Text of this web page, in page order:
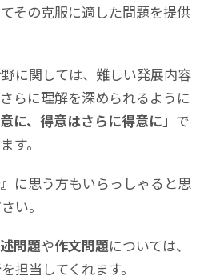
その克服に適した問題を提供
に関しては、難しい発展内容
らに理解を深められるように
に、得意はさらに得意に 」で
す。
に思う方もいらっしゃると思
い。
問題や作文問題については、
を担当してくれます。